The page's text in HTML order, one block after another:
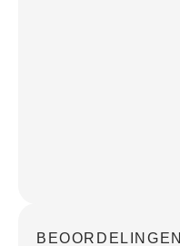
BEOORDELINGEN